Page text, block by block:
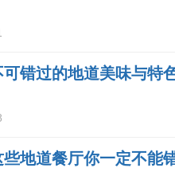
错过的地道美味与特
地道餐厅你一定不能